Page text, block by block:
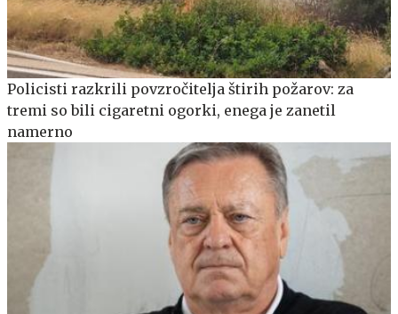
Policisti razkrili povzročitelja štirih požarov: za
tremi so bili cigaretni ogorki, enega je zanetil
namerno